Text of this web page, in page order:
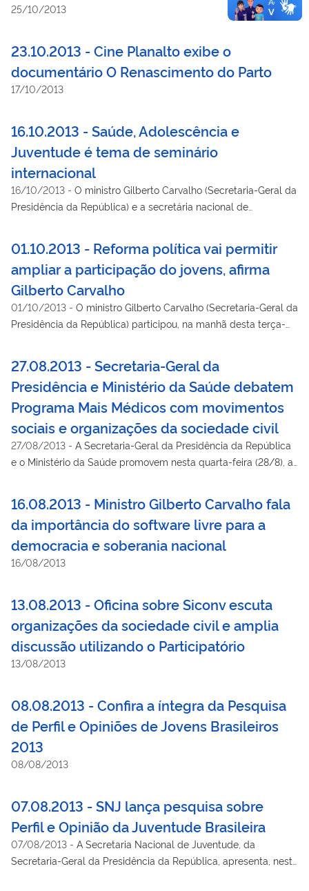
25/10/2013
23.10.2013 - Cine Planalto exibe o
documentário O Renascimento do Parto
17/10/2013
16.10.2013 - Saúde, Adolescência e
Juventude é tema de seminário
internacional
16/10/2013 - O ministro Gilberto Carvalho (Secretaria-Geral da
Presidência da República) e a secretária nacional de
Internacional “Saúde, Adolescência e Juventude: promovendo a
equidade e construindo habilidades para a vida”.
01.10.2013 - Reforma política vai permitir
ampliar a participação do jovens, afirma
Gilberto Carvalho
01/10/2013 - O ministro Gilberto Carvalho (Secretaria-Geral da
Presidência da República) participou, na manhã desta terça-
internacional realizado pelo Programa das Nações Unidas para
o Desenvolvimento (PNUD) e pela Organização Ibero-
Americana de Juventude (OIJ), que atualmente é presidida
pelo Brasil.
27.08.2013 - Secretaria-Geral da
Presidência e Ministério da Saúde debatem
Programa Mais Médicos com movimentos
sociais e organizações da sociedade civil
27/08/2013 - A Secretaria-Geral da Presidência da República
e o Ministério da Saúde promovem nesta quarta-feira (28/8), a
16.08.2013 - Ministro Gilberto Carvalho fala
da importância do software livre para a
democracia e soberania nacional
16/08/2013
13.08.2013 - Oficina sobre Siconv escuta
organizações da sociedade civil e amplia
discussão utilizando o Participatório
13/08/2013
08.08.2013 - Confira a íntegra da Pesquisa
de Perfil e Opiniões de Jovens Brasileiros
2013
08/08/2013
07.08.2013 - SNJ lança pesquisa sobre
Perfil e Opinião da Juventude Brasileira
07/08/2013 - A Secretaria Nacional de Juventude, da
Secretaria-Geral da Presidência da República, apresenta, nesta